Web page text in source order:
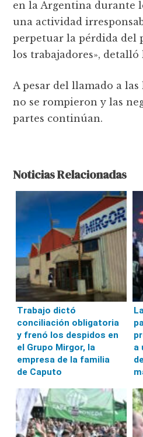
en la Argentina durante
una actividad
perpetuar la pérdida del
los trabajadores», detalló
A pesar del llamado a
no se rompieron y las
partes continúan.
Noticias Relacionadas
Trabajo dictó
conciliación obligatoria
y frenó los despidos en
el Grupo Mirgor, la
empresa de la familia
de Caputo
a